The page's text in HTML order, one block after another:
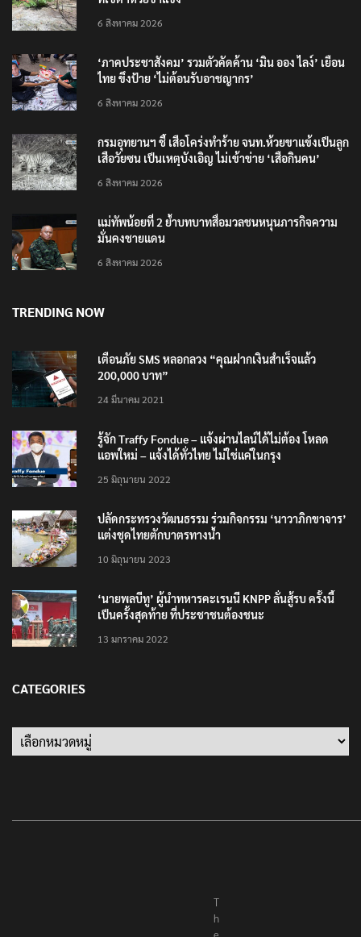
6 สิงหาคม 2026
‘ภาคประชาสังคม’ รวมตัวคัดค้าน ‘มิน ออง ไลง์’ เยือน
ไทย ขึงป้าย ‘ไม่ต้อนรับอาชญากร’
6 สิงหาคม 2026
กรมอุทยานฯ ชี้ เสือโคร่งทำร้าย จนท.ห้วยขาแข้งเป็นลูก
เสือวัยซน เป็นเหตุบังเอิญ ไม่เข้าข่าย ‘เสือกินคน’
6 สิงหาคม 2026
แม่ทัพน้อยที่ 2 ย้ำบทบาทสื่อมวลชนหนุนภารกิจความ
มั่นคงชายแดน
6 สิงหาคม 2026
TRENDING NOW
เตือนภัย SMS หลอกลวง “คุณฝากเงินสำเร็จแล้ว
200,000 บาท”
24 มีนาคม 2021
รู้จัก Traffy Fondue – แจ้งผ่านไลน์ได้ไม่ต้อง โหลด
แอพใหม่ – แจ้งได้ทั่วไทย ไม่ใช่แค่ในกรุง
25 มิถุนายน 2022
ปลัดกระทรวงวัฒนธรรม ร่วมกิจกรรม ‘นาวาภิกขาจาร’
แต่งชุดไทยตักบาตรทางน้ำ
10 มิถุนายน 2023
‘นายพลบีทู’ ผู้นำทหารคะเรนนี KNPP ลั่นสู้รบ ครั้งนี้
เป็นครั้งสุดท้าย ที่ประชาชนต้องชนะ
13 มกราคม 2022
CATEGORIES
Categories
T
h